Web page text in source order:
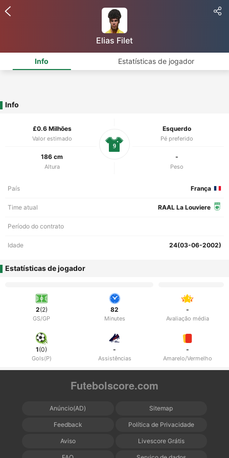
Elias Filet
Info Estatísticas de jogador
Info
£0.6 Milhões
Valor estimado
Esquerdo
Pé preferido
186 cm
Altura
-
Peso
9
País França
Time atual RAAL La Louviere
Período do contrato
Idade 24(03-06-2002)
Estatísticas de jogador
2(2)
GS/GP
82
Minutes
-
Avaliação média
1(0)
Gols(P)
-
Assistências
-
Amarelo/Vermelho
Futebolscore.com
Anúncio(AD) Sitemap
Feedback Política de Privacidade
Aviso Livescore Grátis